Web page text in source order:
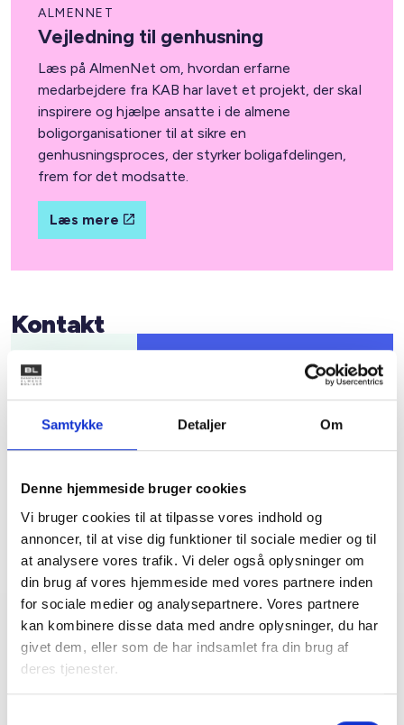
Samtykke Detaljer Om
Denne hjemmeside bruger cookies
Vi bruger cookies til at tilpasse vores indhold og
annoncer, til at vise dig funktioner til sociale medier og til
at analysere vores trafik. Vi deler også oplysninger om
din brug af vores hjemmeside med vores partnere inden
for sociale medier og analysepartnere. Vores partnere
kan kombinere disse data med andre oplysninger, du har
givet dem, eller som de har indsamlet fra din brug af
deres tjenester.
ALMENNET
Vejledning til genhusning
Læs på AlmenNet om, hvordan erfarne
medarbejdere fra KAB har lavet et projekt, der skal
inspirere og hjælpe ansatte i de almene
boligorganisationer til at sikre en
genhusningsproces, der styrker boligafdelingen,
frem for det modsatte.
Læs mere
Kontakt
Sekretariatsleder i AlmenNet
Mail: nja@bl.dk
Relateret indhold Viden